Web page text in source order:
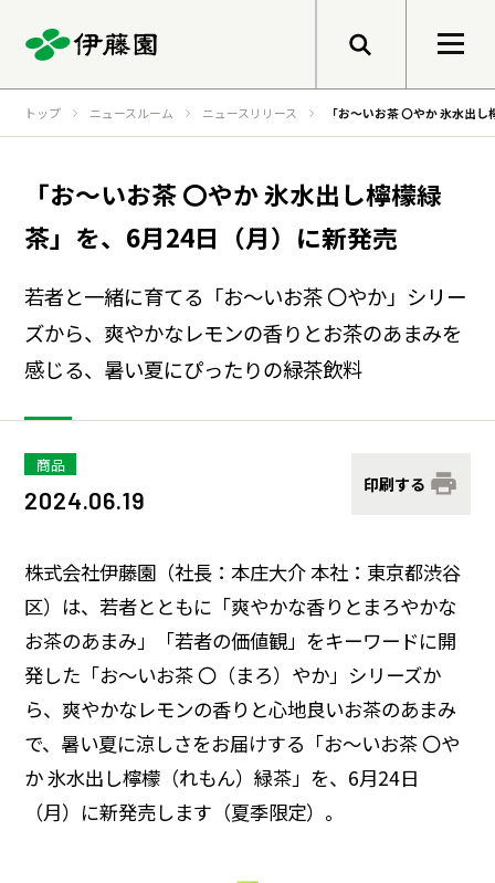
メニューを開く
企業情報
トップメッセージ
グループ経営理念
事業紹介
伊藤園のあゆみ
企業情報トップ
サステナビリティ
トップメッセージ
基本的な考え方と推進体制
マテリアリティ
サステナビリティデータ
統合レポート
サステナビリティトップ
健康価値の創造
研究開発
研究開発への考え方・体制
研究・技術開発
3つの重点テーマ
研究リリース
学会発表・論文
IR・投資家情報
個人投資家の皆さまへ
経営戦略
業績・財務情報
ニュースルーム
採用サイト 商品情報サイト
検索
トップ ニュースルーム ニュースリリース 「お～いお茶 〇やか 氷水出
「お～いお茶 〇やか 氷水出し檸檬緑
茶」を、6月24日（月）に新発売
若者と一緒に育てる「お～いお茶 〇やか」シリー
ズから、爽やかなレモンの香りとお茶のあまみを
感じる、暑い夏にぴったりの緑茶飲料
印刷する
商品
2024.06.19
株式会社伊藤園（社長：本庄大介 本社：東京都渋谷
区）は、若者とともに「爽やかな香りとまろやかな
お茶のあまみ」「若者の価値観」をキーワードに開
発した「お～いお茶 〇（まろ）やか」シリーズか
ら、爽やかなレモンの香りと心地良いお茶のあまみ
で、暑い夏に涼しさをお届けする「お～いお茶 〇や
か 氷水出し檸檬（れもん）緑茶」を、6月24日
（月）に新発売します（夏季限定）。